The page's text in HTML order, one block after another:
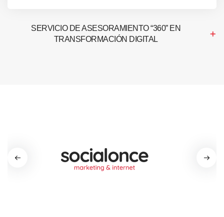
SERVICIO DE ASESORAMIENTO “360” EN
TRANSFORMACIÓN DIGITAL